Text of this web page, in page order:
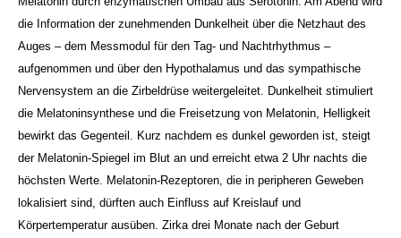
die Information der zunehmenden Dunkelheit über die Netzhaut des
Auges – dem Messmodul für den Tag- und Nachtrhythmus –
aufgenommen und über den Hypothalamus und das sympathische
Nervensystem an die Zirbeldrüse weitergeleitet. Dunkelheit stimuliert
die Melatoninsynthese und die Freisetzung von Melatonin, Helligkeit
bewirkt das Gegenteil. Kurz nachdem es dunkel geworden ist, steigt
der Melatonin-Spiegel im Blut an und erreicht etwa 2 Uhr nachts die
höchsten Werte. Melatonin-Rezeptoren, die in peripheren Geweben
lokalisiert sind, dürften auch Einfluss auf Kreislauf und
Körpertemperatur ausüben. Zirka drei Monate nach der Geburt